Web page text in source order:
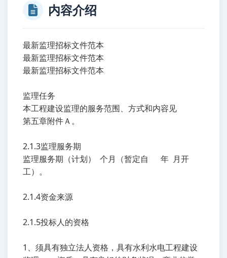
内容介绍
最新监理招标文件范本
最新监理招标文件范本
最新监理招标文件范本
监理任务
本工程建设监理的服务范围、方式和内容见
第五章附件Ａ。
2.1.3监理服务期
监理服务期（计划） 个月（暂定自 年 月开
工）。
2.1.4资金来源
2.1.5投标人的资格
1、须具有独立法人资格，具有水利水电工程建设